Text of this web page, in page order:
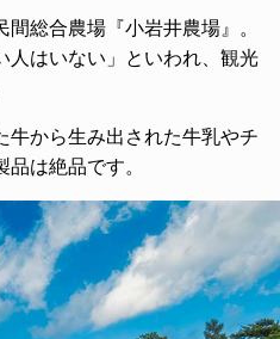
総合農場『小岩井農場』。
人はいない」といわれ、観光
牛から生み出された牛乳やチ
は絶品です。